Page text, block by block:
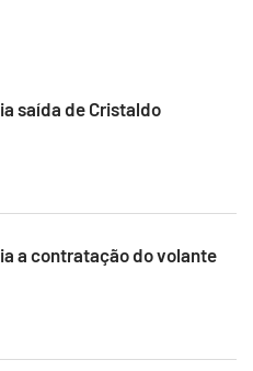
saída de Cristaldo
a contratação do volante